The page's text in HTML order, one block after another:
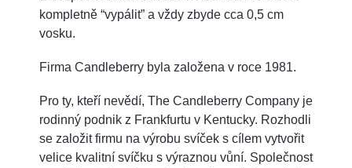
kompletně “vypálit” a vždy zbyde cca 0,5 cm
vosku.
Firma Candleberry byla založena v roce 1981.
Pro ty, kteří nevědí, The Candleberry Company je
rodinný podnik z Frankfurtu v Kentucky. Rozhodli
se založit firmu na výrobu svíček s cílem vytvořit
velice kvalitní svíčku s výraznou vůní. Společnost